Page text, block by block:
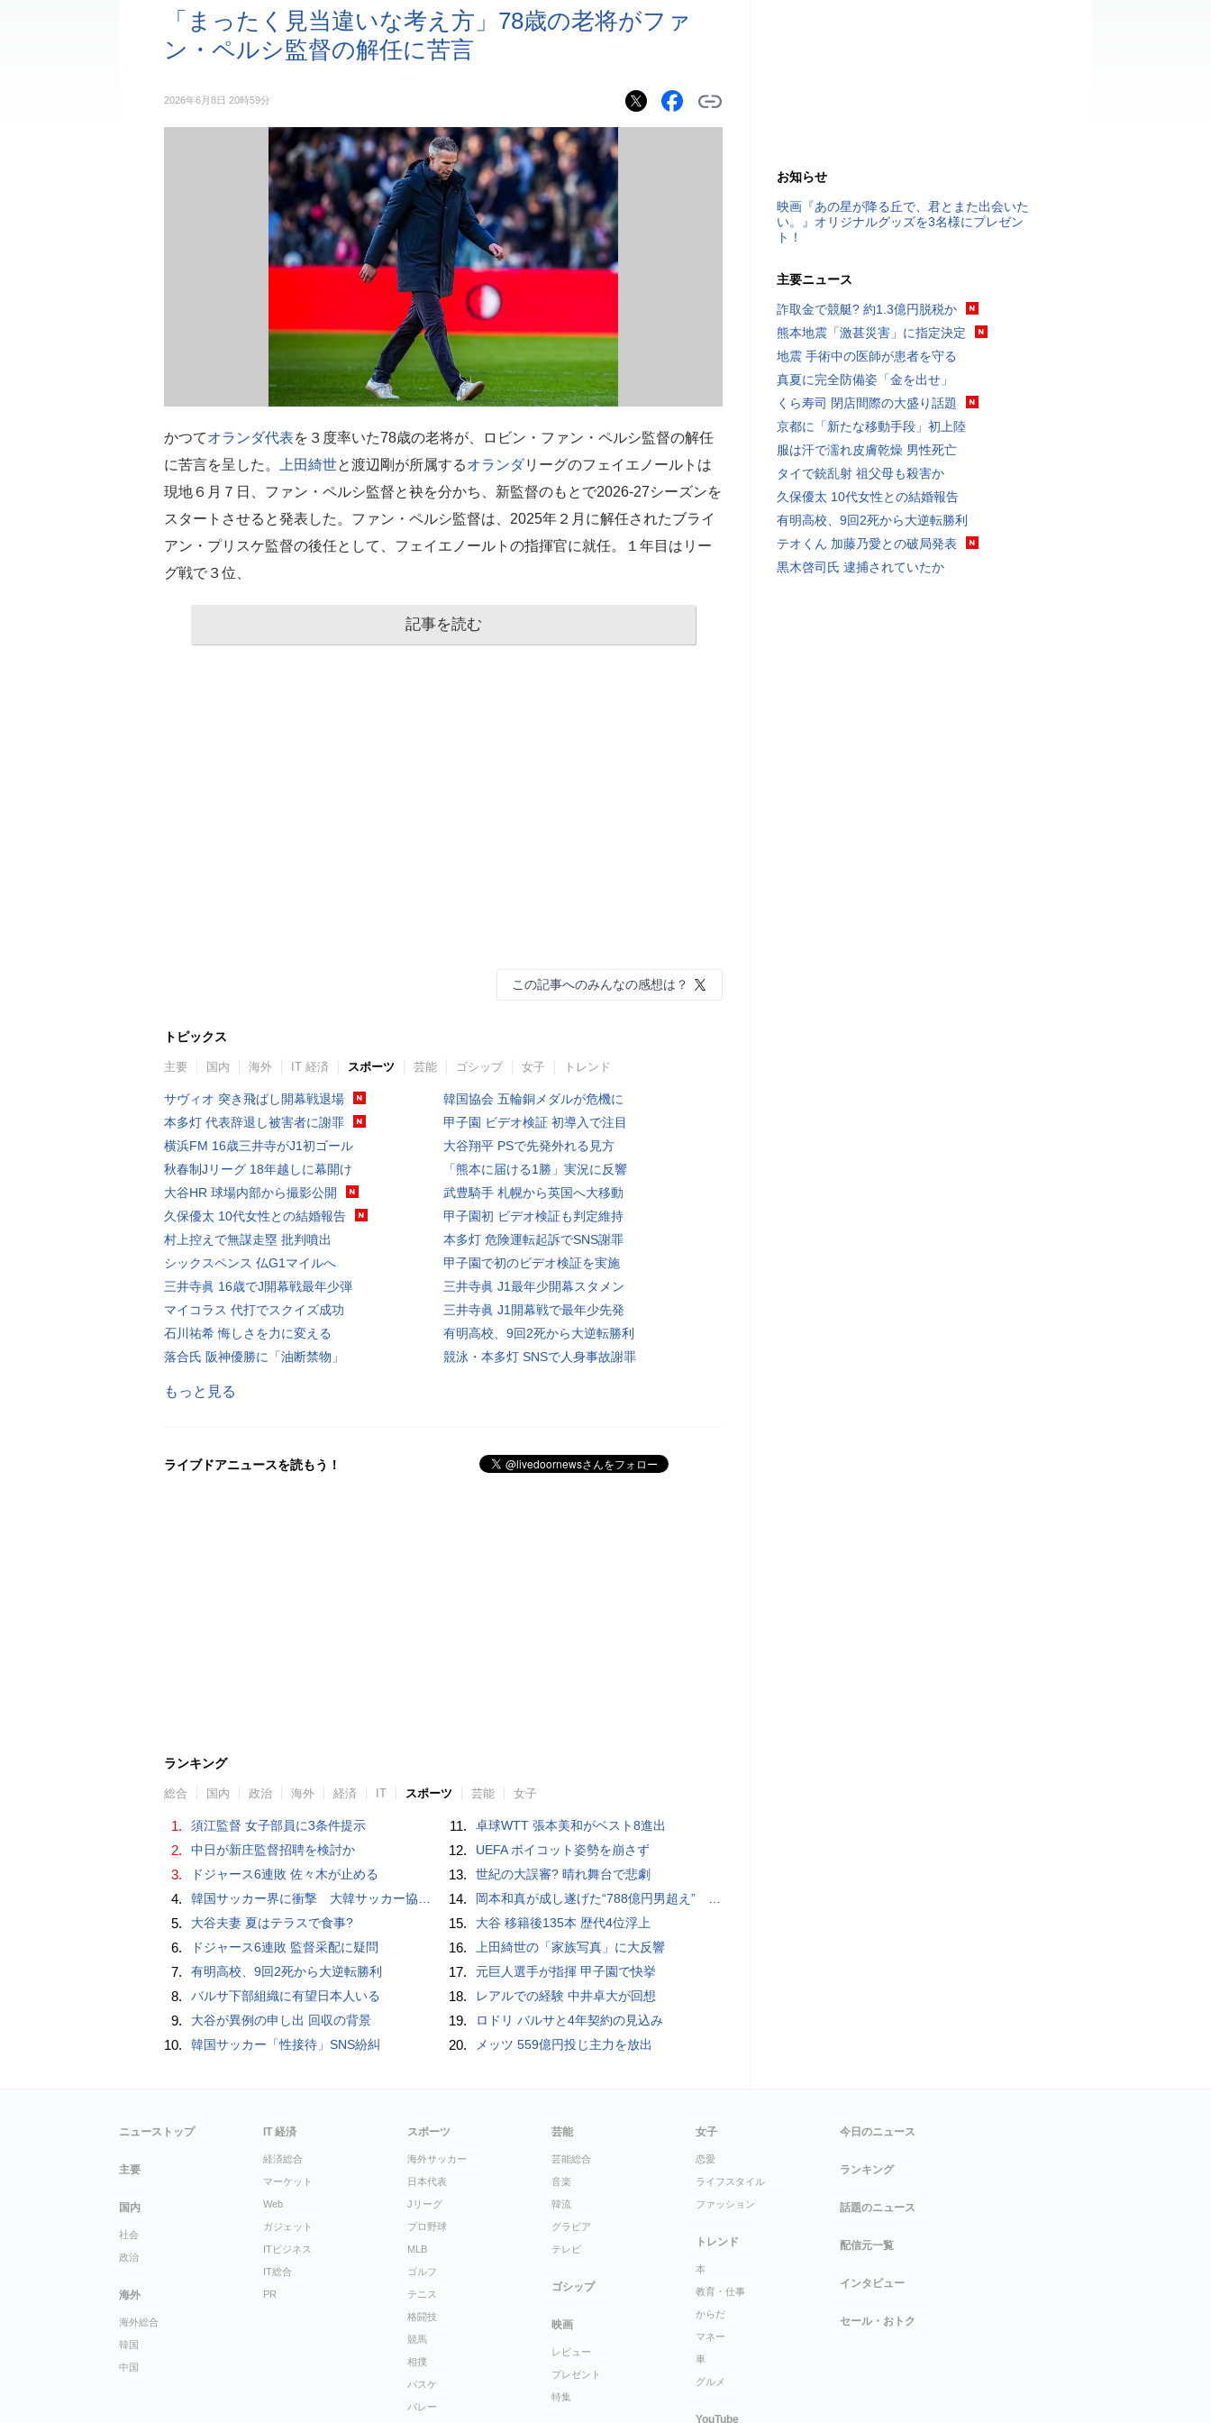
「まったく見当違いな考え方」78歳の老将がファ
ン・ペルシ監督の解任に苦言
2026年6月8日 20時59分
かつてオランダ代表を３度率いた78歳の老将が、ロビン・ファン・ペルシ監督の解任
に苦言を呈した。
上田綺世と渡辺剛が所属するオランダリーグのフェイエノールトは
現地６月７日、ファン・ペルシ監督と袂を分かち、新監督のもとで2026-27シーズンを
スタートさせると発表した。ファン・ペルシ監督は、2025年２月に解任されたブライ
アン・プリスケ監督の後任として、フェイエノールトの指揮官に就任。１年目はリー
グ戦で３位、
記事を読む
この記事へのみんなの感想は？
トピックス
主要 国内 海外 IT 経済 スポーツ 芸能 ゴシップ 女子 トレンド
サヴィオ 突き飛ばし開幕戦退場
本多灯 代表辞退し被害者に謝罪
横浜FM 16歳三井寺がJ1初ゴール
秋春制Jリーグ 18年越しに幕開け
大谷HR 球場内部から撮影公開
久保優太 10代女性との結婚報告
村上控えで無謀走塁 批判噴出
シックスペンス 仏G1マイルへ
三井寺眞 16歳でJ開幕戦最年少弾
マイコラス 代打でスクイズ成功
石川祐希 悔しさを力に変える
落合氏 阪神優勝に「油断禁物」
韓国協会 五輪銅メダルが危機に
甲子園 ビデオ検証 初導入で注目
大谷翔平 PSで先発外れる見方
「熊本に届ける1勝」実況に反響
武豊騎手 札幌から英国へ大移動
甲子園初 ビデオ検証も判定維持
本多灯 危険運転起訴でSNS謝罪
甲子園で初のビデオ検証を実施
三井寺眞 J1最年少開幕スタメン
三井寺眞 J1開幕戦で最年少先発
有明高校、9回2死から大逆転勝利
競泳・本多灯 SNSで人身事故謝罪
もっと見る
ライブドアニュースを読もう！
ランキング
総合 国内 政治 海外 経済 IT スポーツ 芸能 女子
1. 須江監督 女子部員に3条件提示
2. 中日が新庄監督招聘を検討か
3. ドジャース6連敗 佐々木が止める
4. 韓国サッカー界に衝撃 大韓サッカー協会に外国人審判への“性的接待”疑惑 韓国メディアが報道
5. 大谷夫妻 夏はテラスで食事?
6. ドジャース6連敗 監督采配に疑問
7. 有明高校、9回2死から大逆転勝利
8. バルサ下部組織に有望日本人いる
9. 大谷が異例の申し出 回収の背景
10. 韓国サッカー「性接待」SNS紛糾
11. 卓球WTT 張本美和がベスト8進出
12. UEFA ボイコット姿勢を崩さず
13. 世紀の大誤審? 晴れ舞台で悲劇
14. 岡本和真が成し遂げた“788億円男超え” いつのまにか「3位」…見据える球団記録更新
15. 大谷 移籍後135本 歴代4位浮上
16. 上田綺世の「家族写真」に大反響
17. 元巨人選手が指揮 甲子園で快挙
18. レアルでの経験 中井卓大が回想
19. ロドリ バルサと4年契約の見込み
20. メッツ 559億円投じ主力を放出
お知らせ
映画『あの星が降る丘で、君とまた出会いた
い。』オリジナルグッズを3名様にプレゼン
ト！
主要ニュース
詐取金で競艇? 約1.3億円脱税か
熊本地震「激甚災害」に指定決定
地震 手術中の医師が患者を守る
真夏に完全防備姿「金を出せ」
くら寿司 閉店間際の大盛り話題
京都に「新たな移動手段」初上陸
服は汗で濡れ皮膚乾燥 男性死亡
タイで銃乱射 祖父母も殺害か
久保優太 10代女性との結婚報告
有明高校、9回2死から大逆転勝利
テオくん 加藤乃愛との破局発表
黒木啓司氏 逮捕されていたか
ニューストップ
主要
国内
社会
政治
海外
海外総合
韓国
中国
IT 経済
経済総合
マーケット
Web
ガジェット
ITビジネス
IT総合
PR
スポーツ
海外サッカー
日本代表
Jリーグ
プロ野球
MLB
ゴルフ
テニス
格闘技
競馬
相撲
バスケ
バレー
芸能
芸能総合
音楽
韓流
グラビア
テレビ
ゴシップ
映画
レビュー
プレゼント
特集
女子
恋愛
ライフスタイル
ファッション
トレンド
本
教育・仕事
からだ
マネー
車
グルメ
YouTube
今日のニュース
ランキング
話題のニュース
配信元一覧
インタビュー
セール・おトク